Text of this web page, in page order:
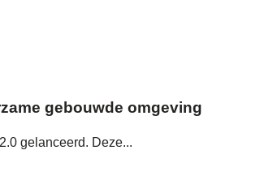
gebouwde omgeving
gelanceerd. Deze...